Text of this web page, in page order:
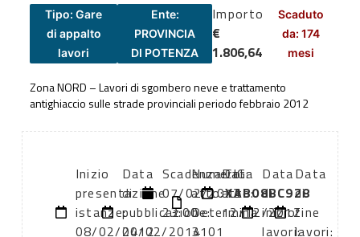
Tipo: Gare
di appalto
lavori
Ente:
PROVINCIA
DI POTENZA
Importo
€
1.806,64
Scaduto
da: 174
mesi
Zona NORD – Lavori di sgombero neve e trattamento
antighiaccio sulle strade provinciali periodo febbraio 2012
Inizio
presentazione
istanze:
08/02/2012
Data
di
pubblicazione:
04/02/2014
Scadenza:
07/02/2012
23:00
Numero
atto:
Determina
3101
Data
atto:
12/12/2012
CIG:
XAB08BC928
Data
di
inizio
lavori:
Data
di
fine
lavori: